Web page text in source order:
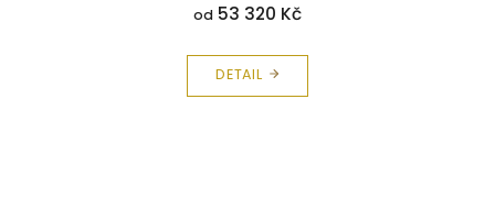
od 53 320 Kč
DETAIL